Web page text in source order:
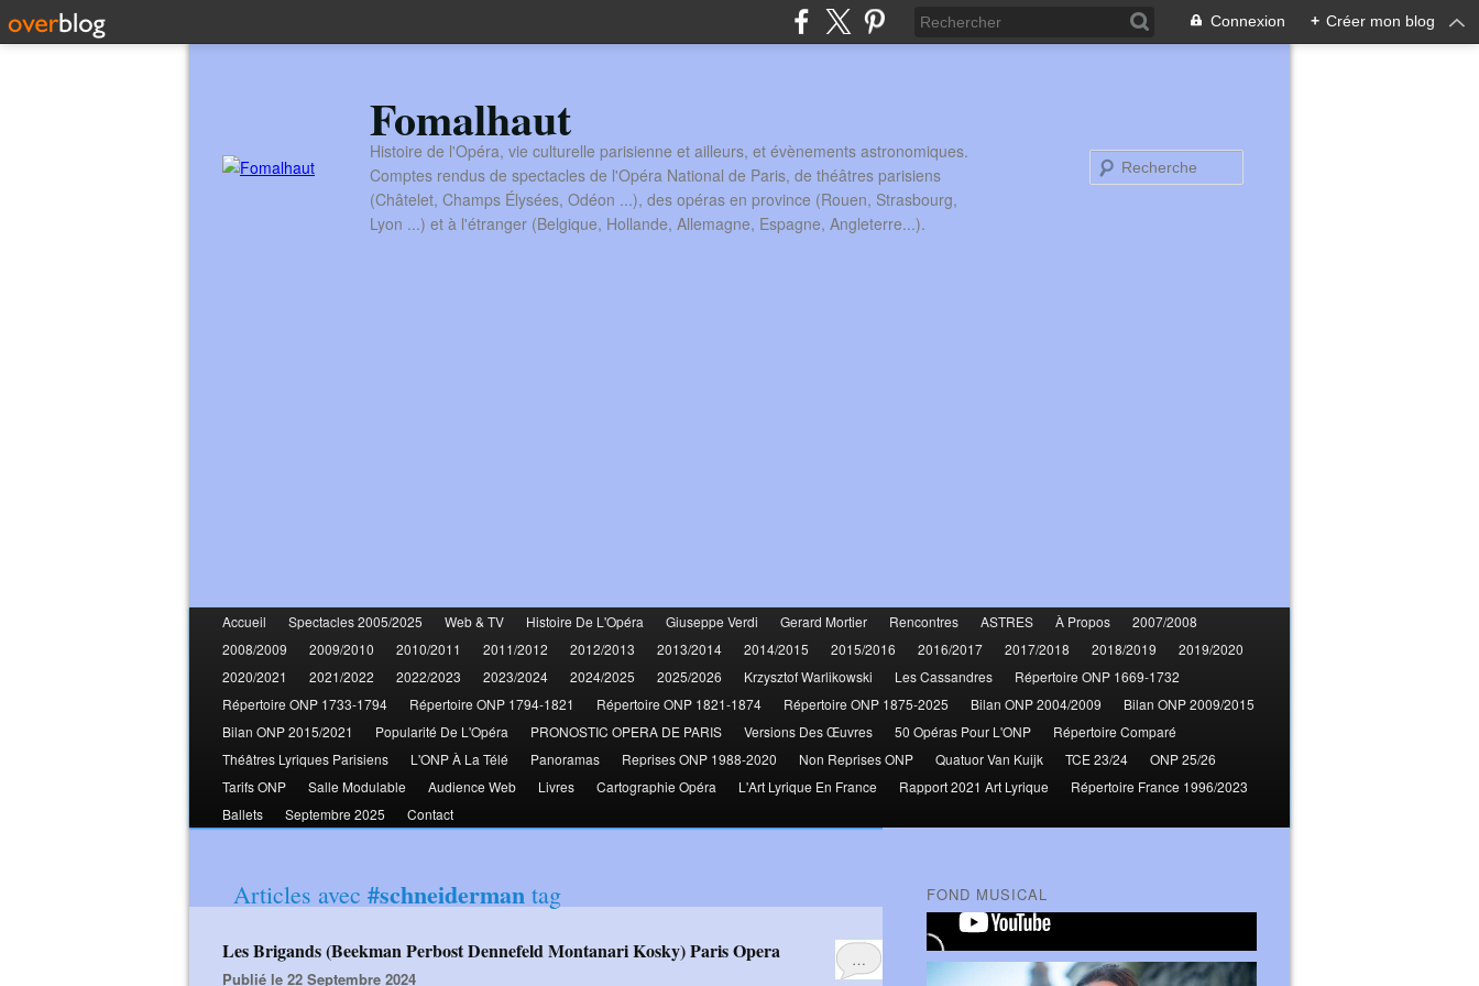
Connexion + Créer mon blog
Fomalhaut
Histoire de l'Opéra, vie culturelle parisienne et ailleurs, et évènements astronomiques.
Comptes rendus de spectacles de l'Opéra National de Paris, de théâtres parisiens
(Châtelet, Champs Élysées, Odéon ...), des opéras en province (Rouen, Strasbourg,
Lyon ...) et à l'étranger (Belgique, Hollande, Allemagne, Espagne, Angleterre...).
Accueil Spectacles 2005/2025 Web & TV Histoire De L'Opéra Giuseppe Verdi Gerard Mortier Rencontres ASTRES À Propos
2007/2008
2008/2009
2009/2010 2010/2011 2011/2012 2012/2013 2013/2014 2014/2015 2015/2016 2016/2017 2017/2018 2018/2019
2019/2020
2020/2021
2021/2022 2022/2023 2023/2024 2024/2025 2025/2026 Krzysztof Warlikowski Les Cassandres
Répertoire ONP 1669-1732
Répertoire ONP 1733-1794
Répertoire ONP 1794-1821 Répertoire ONP 1821-1874 Répertoire ONP 1875-2025 Bilan ONP 2004/2009
Bilan ONP 2009/2015
Bilan ONP 2015/2021
Popularité De L'Opéra PRONOSTIC OPERA DE PARIS Versions Des Œuvres 50 Opéras Pour L'ONP
Répertoire Comparé
Théâtres Lyriques Parisiens
L'ONP À La Télé Panoramas Reprises ONP 1988-2020 Non Reprises ONP Quatuor Van Kuijk TCE 23/24
ONP 25/26
Tarifs ONP
Salle Modulable Audience Web Livres Cartographie Opéra L'Art Lyrique En France Rapport 2021 Art Lyrique
Répertoire France 1996/2023
Ballets
Septembre 2025 Contact
Articles avec #schneiderman tag
…
Les Brigands (Beekman Perbost Dennefeld Montanari Kosky) Paris Opera
Publié le 22 Septembre 2024
FOND MUSICAL